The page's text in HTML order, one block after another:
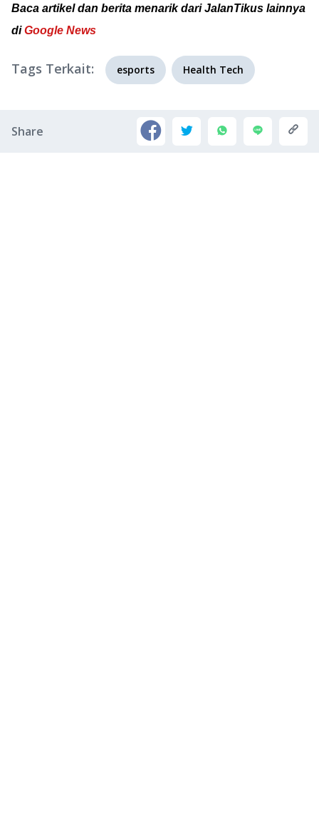
Baca artikel dan berita menarik dari JalanTikus lainnya
diGoogle News
Tags Terkait: esports Health Tech
Share